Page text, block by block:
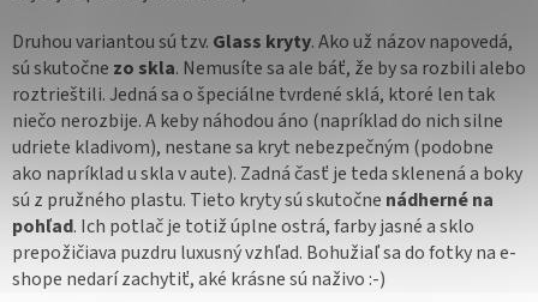
Druhou variantou sú tzv. Glass kryty. Ako už názov napovedá,
sú skutočne zo skla. Nemusíte sa ale báť, že by sa rozbili alebo
roztrieštili. Jedná sa o špeciálne tvrdené sklá, ktoré len tak
niečo nerozbije. A keby náhodou áno (napríklad do nich silne
udriete kladivom), nestane sa kryt nebezpečným (podobne
ako napríklad u skla v aute). Zadná časť je teda sklenená a boky
sú z pružného plastu. Tieto kryty sú skutočne nádherné na
pohľad. Ich potlač je totiž úplne ostrá, farby jasné a sklo
prepožičiava puzdru luxusný vzhľad. Bohužiaľ sa do fotky na e-
shope nedarí zachytiť, aké krásne sú naživo :-)